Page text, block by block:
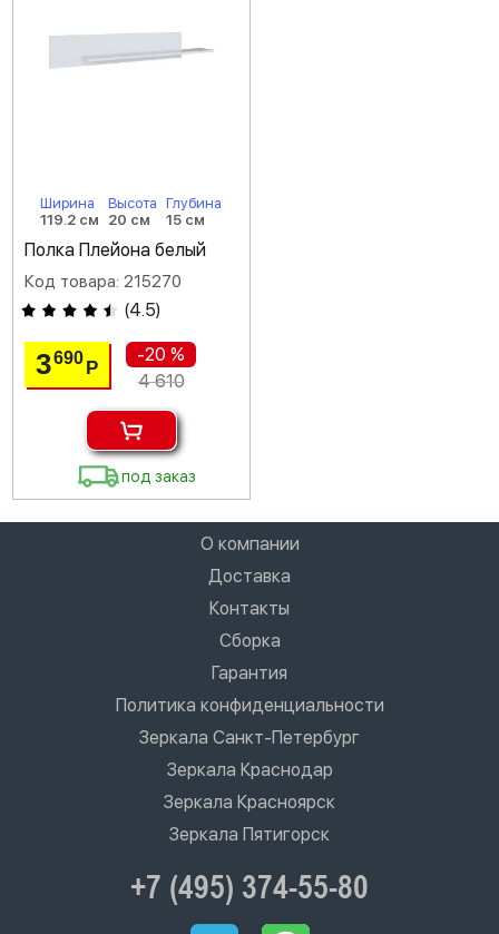
Ширина
119.2 см
Высота
20 см
Глубина
15 см
Полка Плейона белый
Код товара: 215270
(4.5)
3690Р
-20 %
4 610
под заказ
О компании
Доставка
Контакты
Сборка
Гарантия
Политика конфиденциальности
Зеркала Санкт-Петербург
Зеркала Краснодар
Зеркала Красноярск
Зеркала Пятигорск
+7 (495) 374-55-80